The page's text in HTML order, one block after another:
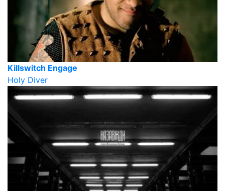
Killswitch Engage
Holy Diver